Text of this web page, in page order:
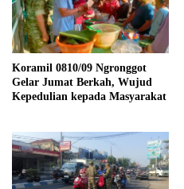
Koramil 0810/09 Ngronggot
Gelar Jumat Berkah, Wujud
Kepedulian kepada Masyarakat